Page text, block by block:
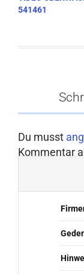
541461
Du musst
Kommentar